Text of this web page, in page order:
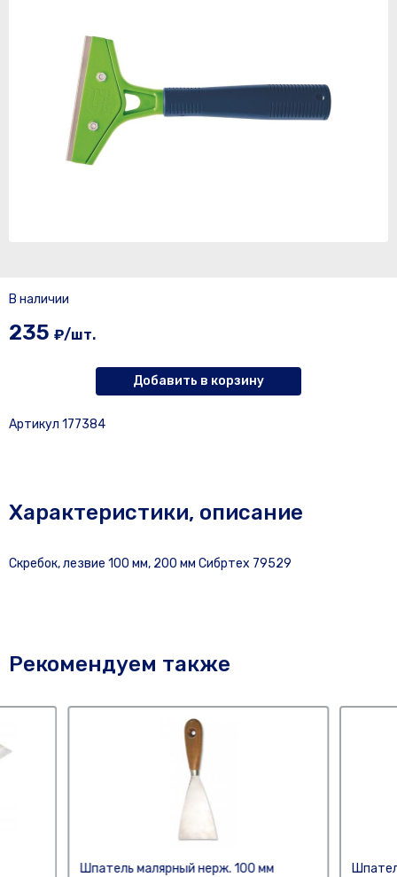
В наличии
235 ₽/шт.
Добавить в корзину
Артикул 177384
Характеристики, описание
Скребок, лезвие 100 мм, 200 мм Сибртех 79529
Рекомендуем также
Шпатель малярный нерж. 100 мм